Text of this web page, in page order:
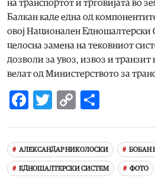
на транспортот и трговијата во
Балкан каде една од
овој Национален
целосна замена на тековниот
дозволи за увоз, извоз и транзит
велат од Министерството за
Facebook
Twitter
Copy
АЛЕКСАНДАР НИКОЛОСКИ БОБАН
ЕДНОШАЛТЕРСКИ СИСТЕМ ФОТО